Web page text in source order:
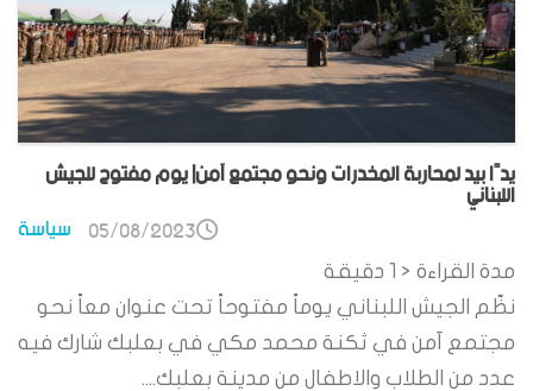
يدًا بيد لمحاربة المخدرات ونحو مجتمع آمن| يوم مفتوح للجيش
اللبناني
سياسة 05/08/2023
مدة القراءة < 1
دقيقة
نظّم الجيش اللبناني يوماً مفتوحاً تحت عنوان معاً نحو
مجتمع آمن في ثكنة محمد مكي في بعلبك شارك فيه
عدد من الطلاب والاطفال من مدينة بعلبك....